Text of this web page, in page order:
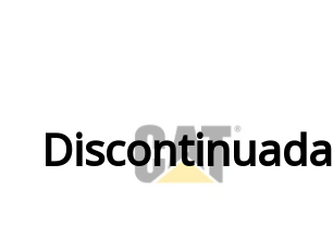
Discontinuada